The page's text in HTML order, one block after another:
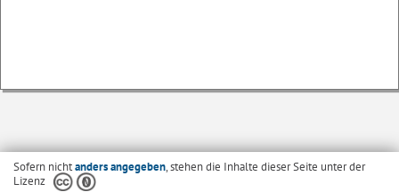
Sofern nichtanders angegeben, stehen die Inhalte dieser Seite unter der
Lizenz